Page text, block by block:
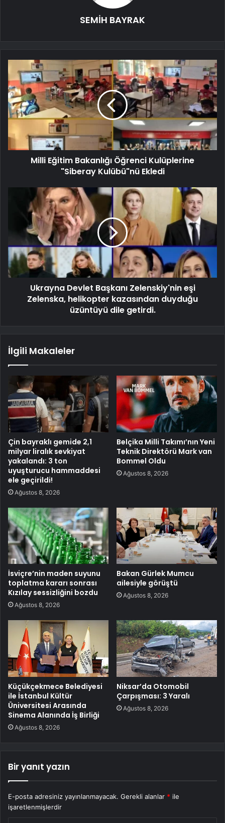
SEMİH BAYRAK
Milli Eğitim Bakanlığı Öğrenci Kulüplerine
"Siberay Kulübü"nü Ekledi
Ukrayna Devlet Başkanı Zelenskiy'nin eşi
Zelenska, helikopter kazasından duyduğu
üzüntüyü dile getirdi.
İlgili Makaleler
Çin bayraklı gemide 2,1
milyar liralık sevkiyat
yakalandı: 3 ton
uyuşturucu hammaddesi
ele geçirildi!
Ağustos 8, 2026
Belçika Milli Takımı’nın Yeni
Teknik Direktörü Mark van
Bommel Oldu
Ağustos 8, 2026
İsviçre’nin maden suyunu
toplatma kararı sonrası
Kızılay sessizliğini bozdu
Ağustos 8, 2026
Bakan Gürlek Mumcu
ailesiyle görüştü
Ağustos 8, 2026
Küçükçekmece Belediyesi
ile İstanbul Kültür
Üniversitesi Arasında
Sinema Alanında İş Birliği
Ağustos 8, 2026
Niksar’da Otomobil
Çarpışması: 3 Yaralı
Ağustos 8, 2026
Bir yanıt yazın
E-posta adresiniz yayınlanmayacak. Gerekli alanlar * ile
işaretlenmişlerdir